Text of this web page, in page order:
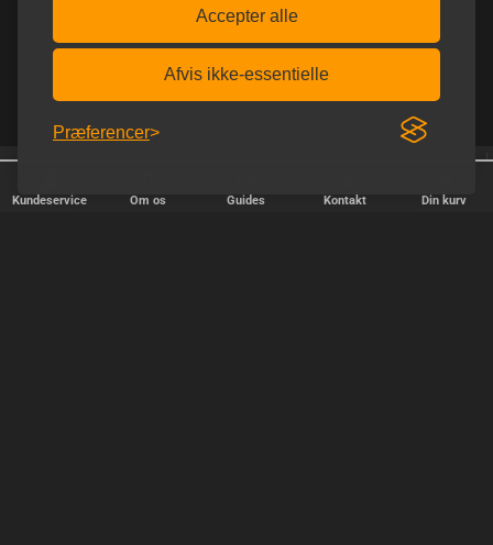
Accepter alle
Afvis ikke-essentielle
Præferencer
Kundeservice Om os Guides Kontakt Din kurv